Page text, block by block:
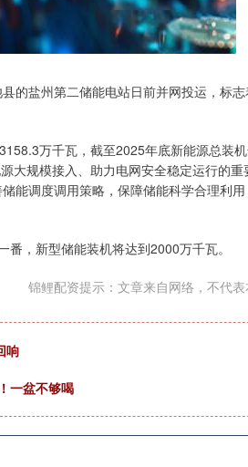
的盐州第二储能电站日前并网投运，标
万千瓦，截至2025年底新能源总装
大规模接入、助力电网安全稳定运行的重
能调度调用策略，保障储能科学合理利
，新型储能装机将达到2000万千瓦。
锦鲤配资提示：文章来自网络，不代表
响
一盆不够喝
深证成指 14195.99 85.87